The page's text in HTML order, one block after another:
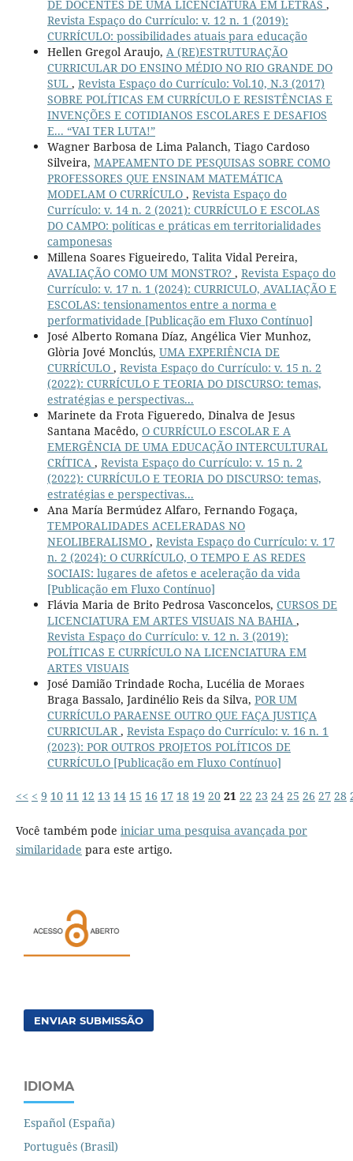
DE DOCENTES DE UMA LICENCIATURA EM LETRAS ,
Revista Espaço do Currículo: v. 12 n. 1 (2019):
CURRÍCULO: possibilidades atuais para educação
Hellen Gregol Araujo, A (RE)ESTRUTURAÇÃO
CURRICULAR DO ENSINO MÉDIO NO RIO GRANDE DO
SUL , Revista Espaço do Currículo: Vol.10, N.3 (2017)
SOBRE POLÍTICAS EM CURRÍCULO E RESISTÊNCIAS E
INVENÇÕES E COTIDIANOS ESCOLARES E DESAFIOS
E... “VAI TER LUTA!”
Wagner Barbosa de Lima Palanch, Tiago Cardoso
Silveira, MAPEAMENTO DE PESQUISAS SOBRE COMO
PROFESSORES QUE ENSINAM MATEMÁTICA
MODELAM O CURRÍCULO , Revista Espaço do
Currículo: v. 14 n. 2 (2021): CURRÍCULO E ESCOLAS
DO CAMPO: políticas e práticas em territorialidades
camponesas
Millena Soares Figueiredo, Talita Vidal Pereira,
AVALIAÇÃO COMO UM MONSTRO? , Revista Espaço do
Currículo: v. 17 n. 1 (2024): CURRICULO, AVALIAÇÃO E
ESCOLAS: tensionamentos entre a norma e
performatividade [Publicação em Fluxo Contínuo]
José Alberto Romana Díaz, Angélica Vier Munhoz,
Glòria Jové Monclús, UMA EXPERIÊNCIA DE
CURRÍCULO , Revista Espaço do Currículo: v. 15 n. 2
(2022): CURRÍCULO E TEORIA DO DISCURSO: temas,
estratégias e perspectivas...
Marinete da Frota Figueredo, Dinalva de Jesus
Santana Macêdo, O CURRÍCULO ESCOLAR E A
EMERGÊNCIA DE UMA EDUCAÇÃO INTERCULTURAL
CRÍTICA , Revista Espaço do Currículo: v. 15 n. 2
(2022): CURRÍCULO E TEORIA DO DISCURSO: temas,
estratégias e perspectivas...
Ana María Bermúdez Alfaro, Fernando Fogaça,
TEMPORALIDADES ACELERADAS NO
NEOLIBERALISMO , Revista Espaço do Currículo: v. 17
n. 2 (2024): O CURRÍCULO, O TEMPO E AS REDES
SOCIAIS: lugares de afetos e aceleração da vida
[Publicação em Fluxo Contínuo]
Flávia Maria de Brito Pedrosa Vasconcelos, CURSOS DE
LICENCIATURA EM ARTES VISUAIS NA BAHIA ,
Revista Espaço do Currículo: v. 12 n. 3 (2019):
POLÍTICAS E CURRÍCULO NA LICENCIATURA EM
ARTES VISUAIS
José Damião Trindade Rocha, Lucélia de Moraes
Braga Bassalo, Jardinélio Reis da Silva, POR UM
CURRÍCULO PARAENSE OUTRO QUE FAÇA JUSTIÇA
CURRICULAR, Revista Espaço do Currículo: v. 16 n. 1
(2023): POR OUTROS PROJETOS POLÍTICOS DE
CURRÍCULO [Publicação em Fluxo Contínuo]
<< < 9 10 11 12 13 14 15 16 17 18 19 20 21 22 23 24 25 26 27 28
Você também pode iniciar uma pesquisa avançada por
similaridade para este artigo.
ENVIAR SUBMISSÃO
IDIOMA
Español (España)
Português (Brasil)